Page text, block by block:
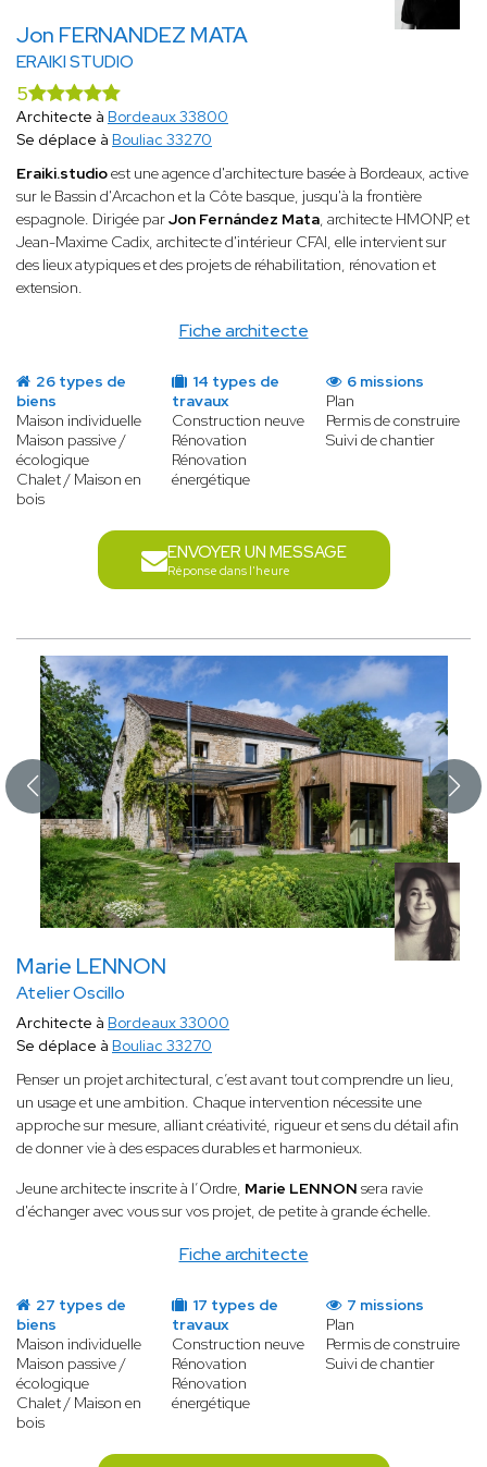
Jon FERNANDEZ MATA
ERAIKI STUDIO
Fiche architecte
5
Architecte à Bordeaux 33800
Se déplace à Bouliac 33270
Eraiki.studioest une agence d'architecture basée à Bordeaux, active
sur le Bassin d'Arcachon et la Côte basque, jusqu'à la frontière
espagnole. Dirigée parJon Fernández Mata, architecte HMONP, et
Jean-Maxime Cadix, architecte d'intérieur CFAI, elle intervient sur
des lieux atypiques et des projets de réhabilitation, rénovation et
extension.
26 types de
biens
Maison individuelle
Maison passive /
écologique
Chalet / Maison en
bois
14 types de
travaux
Construction neuve
Rénovation
Rénovation
énergétique
6 missions
Plan
Permis de construire
Suivi de chantier
ENVOYER UN MESSAGE
Réponse dans l'heure
Marie LENNON
Atelier Oscillo
Fiche architecte
Architecte à Bordeaux 33000
Se déplace à Bouliac 33270
Penser un projet architectural, c’est avant tout comprendre un lieu,
un usage et une ambition. Chaque intervention nécessite une
approche sur mesure, alliant créativité, rigueur et sens du détail afin
de donner vie à des espaces durables et harmonieux.
Jeune architecte inscrite à l’Ordre, Marie LENNON sera ravie
d'échanger avec vous sur vos projet, de petite à grande échelle.
27 types de
biens
Maison individuelle
Maison passive /
écologique
Chalet / Maison en
bois
17 types de
travaux
Construction neuve
Rénovation
Rénovation
énergétique
7 missions
Plan
Permis de construire
Suivi de chantier